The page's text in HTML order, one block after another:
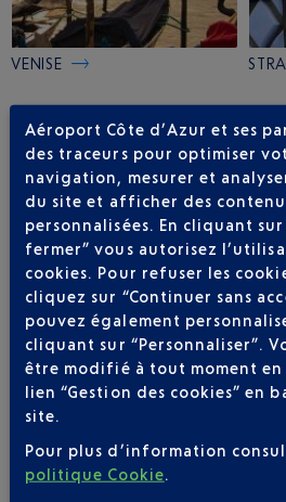
VENISE
NANTES
Aéroport Côte d’Azur et ses
des traceurs pour optimiser
navigation, mesurer et
du site et afficher des
personnalisées. En cliquant
fermer” vous autorisez
cookies. Pour refuser les
cliquez sur “Continuer sans
pouvez également
cliquant sur “Personnaliser”.
être modifié à tout moment
lien “Gestion des cookies” en
site.
Pour plus d’information
politique Cookie.